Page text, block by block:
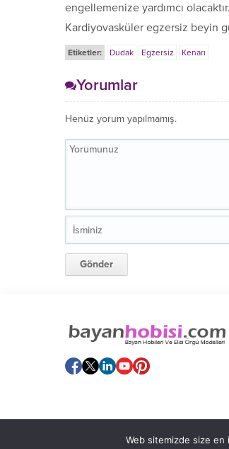
engellemenize yardımcı olacaktır.
Kardiyovasküler egzersiz beyin
Etiketler: Dudak Egzersiz Kenarı
Yorumlar
Henüz yorum yapılmamış.
Web sitemizde size en